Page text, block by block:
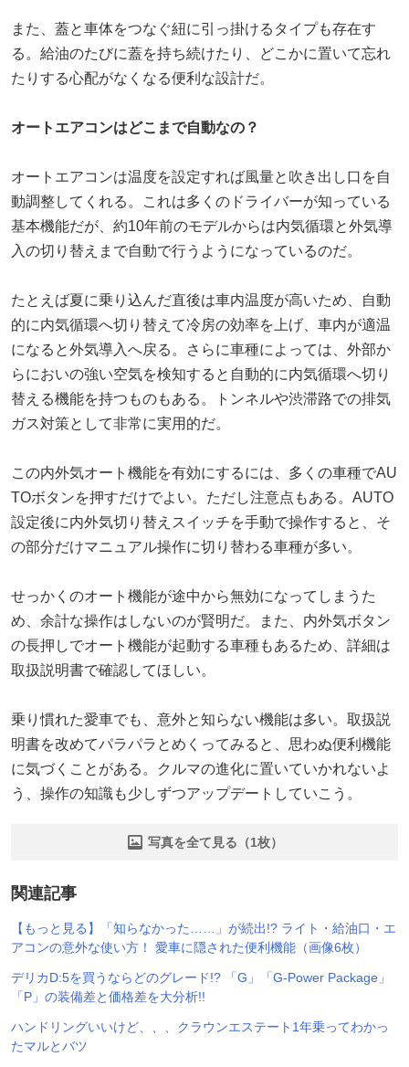
また、蓋と車体をつなぐ紐に引っ掛けるタイプも存在す
る。給油のたびに蓋を持ち続けたり、どこかに置いて忘れ
たりする心配がなくなる便利な設計だ。
オートエアコンはどこまで自動なの？
オートエアコンは温度を設定すれば風量と吹き出し口を自
動調整してくれる。これは多くのドライバーが知っている
基本機能だが、約10年前のモデルからは内気循環と外気導
入の切り替えまで自動で行うようになっているのだ。
たとえば夏に乗り込んだ直後は車内温度が高いため、自動
的に内気循環へ切り替えて冷房の効率を上げ、車内が適温
になると外気導入へ戻る。さらに車種によっては、外部か
らにおいの強い空気を検知すると自動的に内気循環へ切り
替える機能を持つものもある。トンネルや渋滞路での排気
ガス対策として非常に実用的だ。
この内外気オート機能を有効にするには、多くの車種でAU
TOボタンを押すだけでよい。ただし注意点もある。AUTO
設定後に内外気切り替えスイッチを手動で操作すると、そ
の部分だけマニュアル操作に切り替わる車種が多い。
せっかくのオート機能が途中から無効になってしまうた
め、余計な操作はしないのが賢明だ。また、内外気ボタン
の長押しでオート機能が起動する車種もあるため、詳細は
取扱説明書で確認してほしい。
乗り慣れた愛車でも、意外と知らない機能は多い。取扱説
明書を改めてパラパラとめくってみると、思わぬ便利機能
に気づくことがある。クルマの進化に置いていかれないよ
う、操作の知識も少しずつアップデートしていこう。
写真を全て見る（1枚）
関連記事
【もっと見る】「知らなかった……」が続出!? ライト・給油口・エ
アコンの意外な使い方！ 愛車に隠された便利機能（画像6枚）
デリカD:5を買うならどのグレード!? 「G」「G-Power Package」
「P」の装備差と価格差を大分析!!
ハンドリングいいけど、、、クラウンエステート1年乗ってわかっ
たマルとバツ